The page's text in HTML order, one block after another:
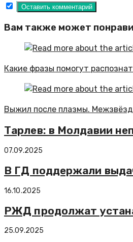
Вам также может
Какие фразы помогут
Выжил после плазмы.
Тарлев: в Молдавии
07.09.2025
В ГД поддержали
16.10.2025
РЖД продолжат
25.09.2025